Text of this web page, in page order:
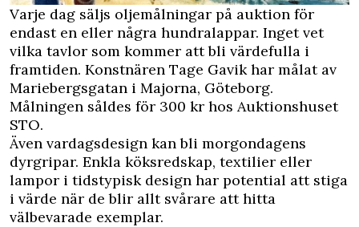
Varje dag säljs oljemålningar på auktion för
endast en eller några hundralappar. Inget vet
vilka tavlor som kommer att bli värdefulla i
framtiden. Konstnären Tage Gavik har målat av
Mariebergsgatan i Majorna, Göteborg.
Målningen såldes för 300 kr hos Auktionshuset
STO.
Även vardagsdesign kan bli morgondagens
dyrgripar. Enkla köksredskap, textilier eller
lampor i tidstypisk design har potential att stiga
i värde när de blir allt svårare att hitta
välbevarade exemplar.